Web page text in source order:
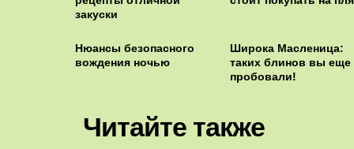
закуски
Нюансы безопасного
вождения ночью
Широка Масленица:
таких блинов вы еще
пробовали!
Читайте также